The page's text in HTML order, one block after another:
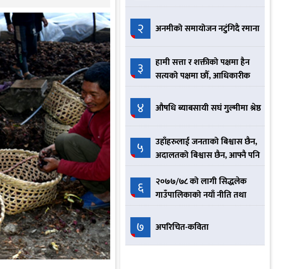
२ अनमीको समायोजन नटुंगिदै रमाना
३
हामी सत्ता र शक्तीको पक्षमा हैन
सत्यको पक्षमा छौँ, आधिकारीक
नेकपा हामी हौँ :- योगेश भट्टराई
४ औषधि ब्याबसायी सघं गुल्मीमा श्रेष्ठ
५
उहाँहरुलाई जनताको बिश्वास छैन,
अदालतको बिश्वास छैन, आफ्नै पनि
बिश्वास छैन त्यसैले आतिरहनु
भएको छ
६
२०७७/७८ को लागी सिद्धलेक
गाउँपालिकाको नयाँ नीति तथा
कार्यक्रम यस्तो छ ।
७ अपरिचित-कविता